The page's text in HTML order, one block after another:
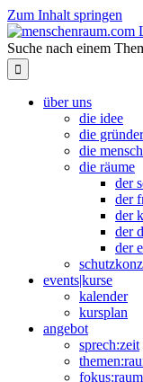
Zum Inhalt springen
Suche nach einem
über uns
die idee
die
die
die räume
der
der
der
der
der
events|kurse
kalender
kursplan
angebot
sprech:zeit
fokus:raum